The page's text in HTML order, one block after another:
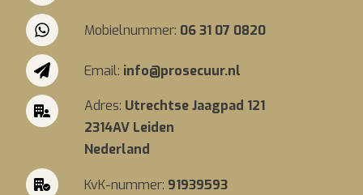
Mobielnummer: 06 31 07 0820
Email: info@prosecuur.nl
Adres: Utrechtse Jaagpad 121
2314AV Leiden
Nederland
KvK-nummer: 91939593